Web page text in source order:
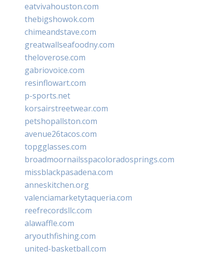
eatvivahouston.com
thebigshowok.com
chimeandstave.com
greatwallseafoodny.com
theloverose.com
gabriovoice.com
resinflowart.com
p-sports.net
korsairstreetwear.com
petshopallston.com
avenue26tacos.com
topgglasses.com
broadmoornailsspacoloradosprings.com
missblackpasadena.com
anneskitchen.org
valenciamarketytaqueria.com
reefrecordsllc.com
alawaffle.com
aryouthfishing.com
united-basketball.com